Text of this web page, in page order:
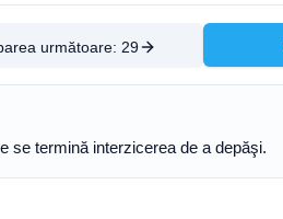
următoare: 29
se termină interzicerea de a depăşi.